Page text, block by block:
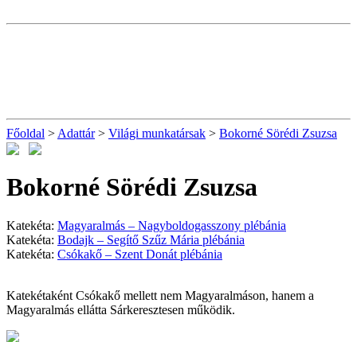
Főoldal > Adattár> Világi munkatársak > Bokorné Sörédi Zsuzsa
Bokorné Sörédi Zsuzsa
Katekéta: Magyaralmás – Nagyboldogasszony plébánia
Katekéta: Bodajk – Segítő Szűz Mária plébánia
Katekéta: Csókakő – Szent Donát plébánia
Katekétaként Csókakő mellett nem Magyaralmáson, hanem a
Magyaralmás ellátta Sárkeresztesen működik.